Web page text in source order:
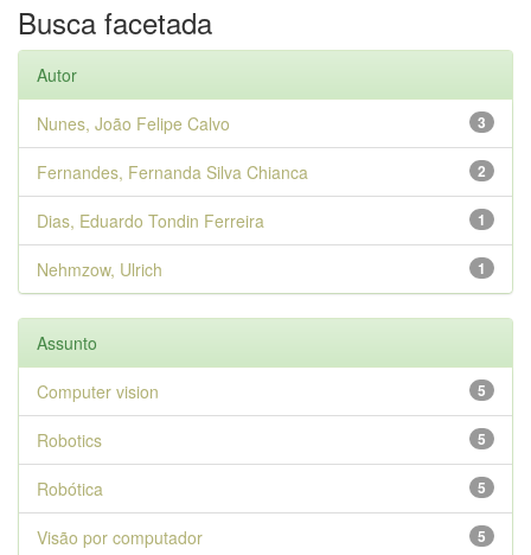
Busca facetada
Autor
3
Nunes, João Felipe Calvo
2
Fernandes, Fernanda Silva Chianca
1
Dias, Eduardo Tondin Ferreira
1
Nehmzow, Ulrich
Assunto
5
Computer vision
5
Robotics
5
Robótica
5
Visão por computador